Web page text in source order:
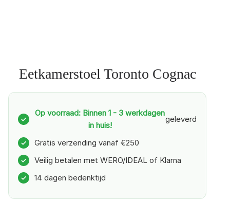
Eetkamerstoel Toronto Cognac
✓
Op voorraad: Binnen 1 - 3 werkdagen
in huis!
geleverd
✓ Gratis verzending vanaf €250
✓ Veilig betalen met WERO/IDEAL of Klarna
✓ 14 dagen bedenktijd